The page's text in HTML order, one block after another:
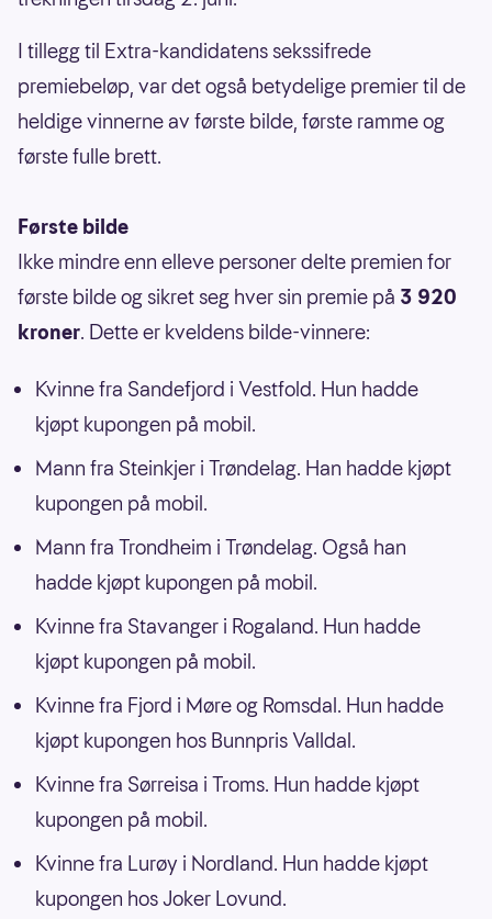
I tillegg til Extra-kandidatens sekssifrede
premiebeløp, var det også betydelige premier til de
heldige vinnerne av første bilde, første ramme og
første fulle brett.
Første bilde
Ikke mindre enn elleve personer delte premien for
første bilde og sikret seg hver sin premie på 3 920
kroner. Dette er kveldens bilde-vinnere:
Kvinne fra Sandefjord i Vestfold. Hun hadde
kjøpt kupongen på mobil.
Mann fra Steinkjer i Trøndelag. Han hadde kjøpt
kupongen på mobil.
Mann fra Trondheim i Trøndelag. Også han
hadde kjøpt kupongen på mobil.
Kvinne fra Stavanger i Rogaland. Hun hadde
kjøpt kupongen på mobil.
Kvinne fra Fjord i Møre og Romsdal. Hun hadde
kjøpt kupongen hos Bunnpris Valldal.
Kvinne fra Sørreisa i Troms. Hun hadde kjøpt
kupongen på mobil.
Kvinne fra Lurøy i Nordland. Hun hadde kjøpt
kupongen hos Joker Lovund.